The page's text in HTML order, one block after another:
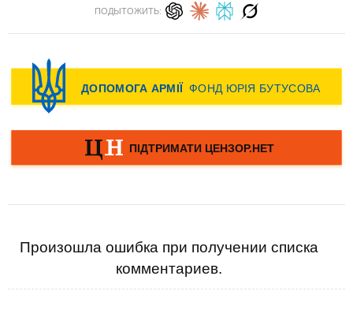
ПОДЫТОЖИТЬ:
Произошла ошибка при получении списка
комментариев.